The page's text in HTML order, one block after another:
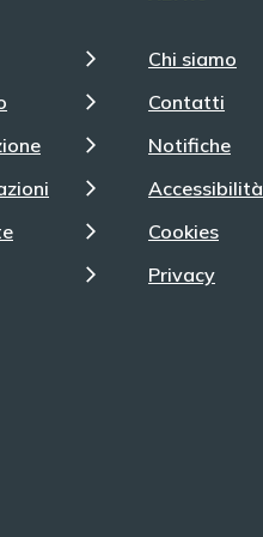
Chi siamo
Contatti
Notifiche
Accessibilità
Cookies
Privacy